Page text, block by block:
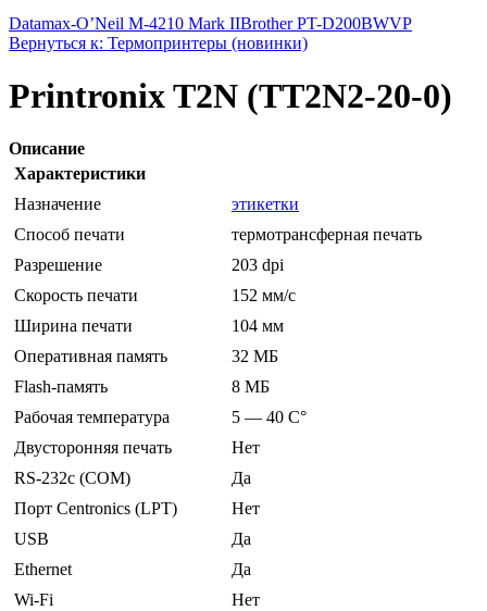
Datamax-O’Neil M-4210 Mark IIBrother PT-D200BWVP
Вернуться к: Термопринтеры (новинки)
Printronix T2N (TT2N2-20-0)
Описание
Характеристики
Назначение
этикетки
Способ печати
термотрансферная печать
Разрешение
203 dpi
Скорость печати
152 мм/с
Ширина печати
104 мм
Оперативная память
32 МБ
Flash-память
8 МБ
Рабочая температура
5 — 40 C°
Двусторонняя печать
Нет
RS-232c (COM)
Да
Порт Centronics (LPT)
Нет
USB
Да
Ethernet
Да
Wi-Fi
Нет